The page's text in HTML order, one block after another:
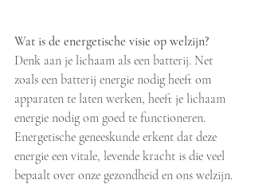
Wat is de energetische visie op welzijn?
Denk aan je lichaam als een batterij. Net
zoals een batterij energie nodig heeft om
apparaten te laten werken, heeft je lichaam
energie nodig om goed te functioneren.
Energetische geneeskunde erkent dat deze
energie een vitale, levende kracht is die veel
bepaalt over onze gezondheid en ons welzijn.